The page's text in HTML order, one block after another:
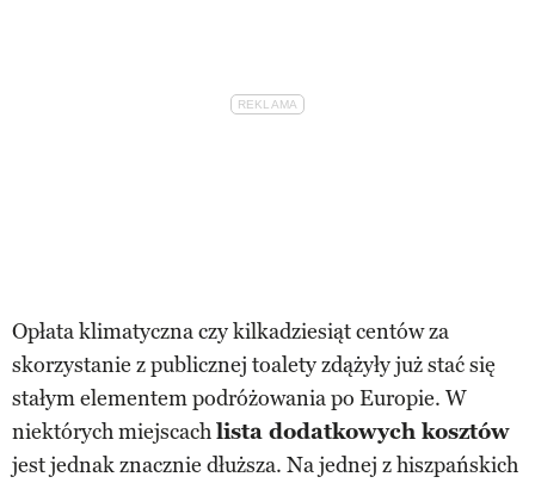
Opłata klimatyczna czy kilkadziesiąt centów za
skorzystanie z publicznej toalety zdążyły już stać się
stałym elementem podróżowania po Europie. W
niektórych miejscachlista dodatkowych kosztów
jest jednak znacznie dłuższa. Na jednej z hiszpańskich